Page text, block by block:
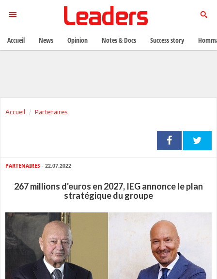
Accueil Partenaires
PARTENAIRES - 22.07.2022
267 millions d'euros en 2027, IEG annonce le plan
stratégique du groupe
Accueil News Opinion Notes & Docs Success story